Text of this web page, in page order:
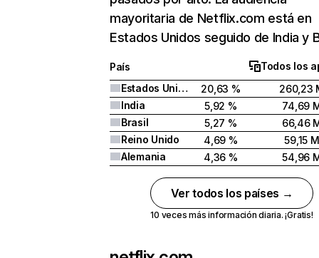
mayoritaria de Netflix.com está en
Estados Unidos seguido de India y
País
Todos los
Estados Unidos
20,63 %
260,23
India
5,92 %
74,69
Brasil
5,27 %
66,46
Reino Unido
4,69 %
59,15 M
Alemania
4,36 % 54,96
Ver todos los países →
10 veces más información diaria. ¡Gratis!